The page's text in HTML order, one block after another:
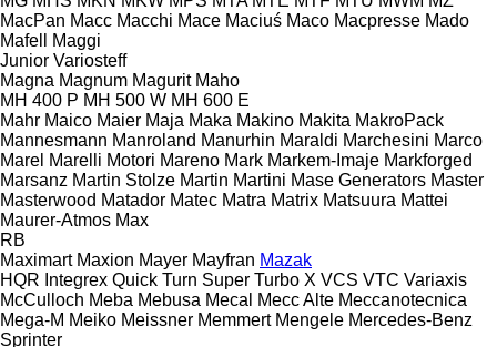
MacPan Macc Macchi Mace Maciuś Maco Macpresse Mado
Mafell
Maggi
Junior Variosteff
Magna Magnum Magurit Maho
MH 400 P MH 500 W MH 600 E
Mahr Maico Maier Maja Maka Makino Makita MakroPack
Mannesmann Manroland Manurhin Maraldi Marchesini Marco
Marel Marelli Motori Mareno Mark Markem-Imaje Markforged
Marsanz Martin Stolze Martin Martini Mase Generators Master
Masterwood Matador Matec Matra Matrix Matsuura Mattei
Maurer-Atmos Max
RB
Maximart Maxion Mayer Mayfran Mazak
HQR Integrex Quick Turn Super Turbo X VCS VTC Variaxis
McCulloch Meba Mebusa Mecal Mecc Alte Meccanotecnica
Mega-M Meiko Meissner Memmert Mengele Mercedes-Benz
Sprinter